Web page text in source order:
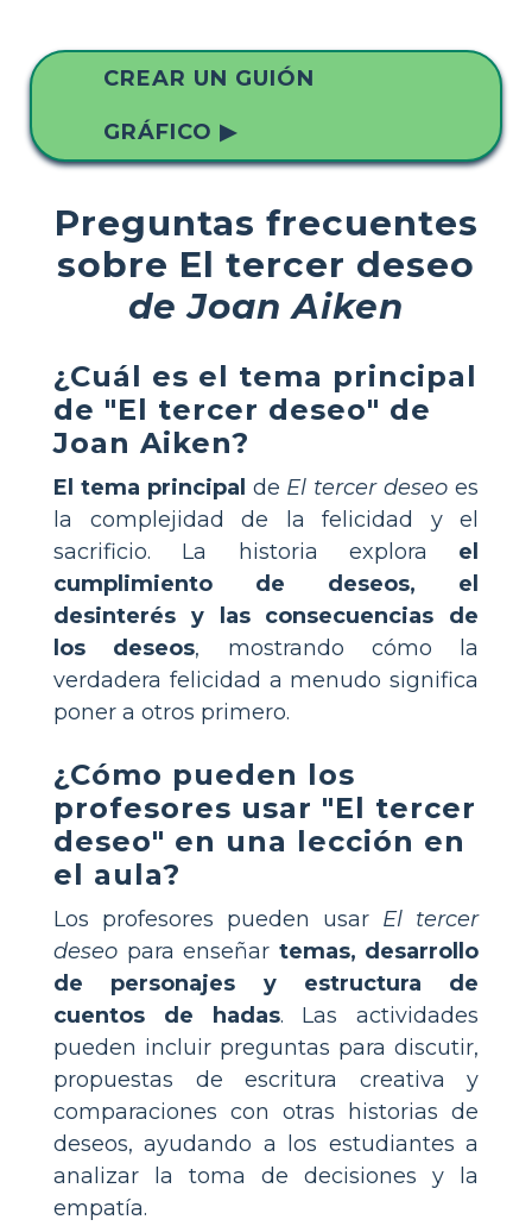
CREAR UN GUIÓN
GRÁFICO ▶
Preguntas frecuentes
sobre El tercer deseo
de Joan Aiken
¿Cuál es el tema principal
de "El tercer deseo" de
Joan Aiken?
El tema principal de El tercer deseo es
la complejidad de la felicidad y el
sacrificio. La historia explora el
cumplimiento de deseos, el
desinterés y las consecuencias de
los deseos, mostrando cómo la
verdadera felicidad a menudo significa
poner a otros primero.
¿Cómo pueden los
profesores usar "El tercer
deseo" en una lección en
el aula?
Los profesores pueden usar El tercer
deseo para enseñar temas, desarrollo
de personajes y estructura de
cuentos de hadas. Las actividades
pueden incluir preguntas para discutir,
propuestas de escritura creativa y
comparaciones con otras historias de
deseos, ayudando a los estudiantes a
analizar la toma de decisiones y la
empatía.